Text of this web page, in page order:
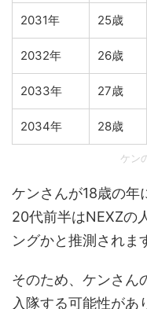
2031年 25歳
2032年 26歳
2033年 27歳
2034年 28歳
ケン
ケンさんが18歳の年
20代前半はNEXZの
ングかと推測されま
そのため、ケンさん
入隊する可能性があ